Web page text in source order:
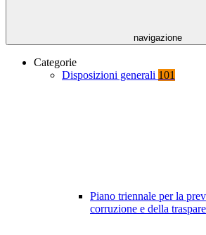
navigazione
Categorie
Disposizioni generali 101
Piano triennale per la
corruzione e della